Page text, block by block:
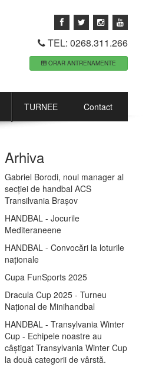
TEL: 0268.311.266
ORAR ANTRENAMENTE
TURNEE Contact
Arhiva
Gabriel Borodi, noul manager al
secției de handbal ACS
Transilvania Brașov
HANDBAL - Jocurile
Mediteraneene
HANDBAL - Convocări la loturile
naționale
Cupa FunSports 2025
Dracula Cup 2025 - Turneu
Național de Minihandbal
HANDBAL - Transylvania Winter
Cup - Echipele noastre au
câștigat Transylvania Winter Cup
la două categorii de vârstă.